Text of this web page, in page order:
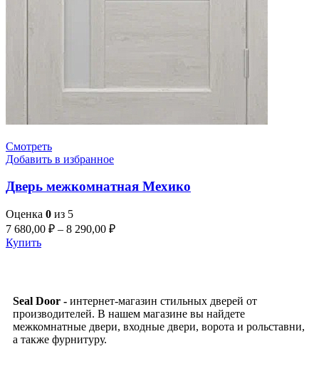
Смотреть
Добавить в избранное
Дверь межкомнатная Мехико
Оценка 0 из 5
7 680,00 ₽ – 8 290,00 ₽
Купить
Seal Door - интернет-магазин стильных дверей от
производителей. В нашем магазине вы найдете
межкомнатные двери, входные двери, ворота и рольставни,
а также фурнитуру.